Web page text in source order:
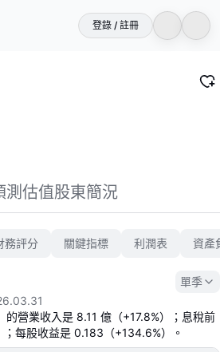
登錄 / 註冊
測 估值股東簡況
務評分 關鍵指標 利潤表 資產
單季
營業收入是 8.11 億（+17.8%）；息稅前
每股收益是 0.183（+134.6%）。